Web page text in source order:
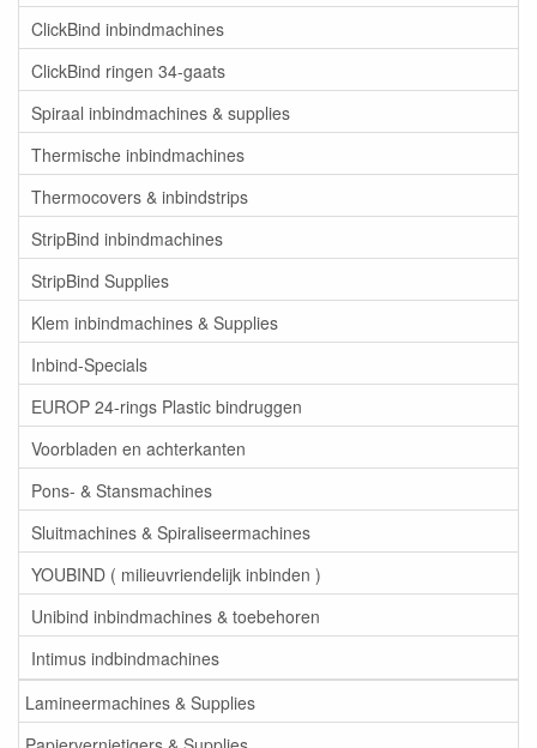
ClickBind inbindmachines
ClickBind ringen 34-gaats
Spiraal inbindmachines & supplies
Thermische inbindmachines
Thermocovers & inbindstrips
StripBind inbindmachines
StripBind Supplies
Klem inbindmachines & Supplies
Inbind-Specials
EUROP 24-rings Plastic bindruggen
Voorbladen en achterkanten
Pons- & Stansmachines
Sluitmachines & Spiraliseermachines
YOUBIND ( milieuvriendelijk inbinden )
Unibind inbindmachines & toebehoren
Intimus indbindmachines
Lamineermachines & Supplies